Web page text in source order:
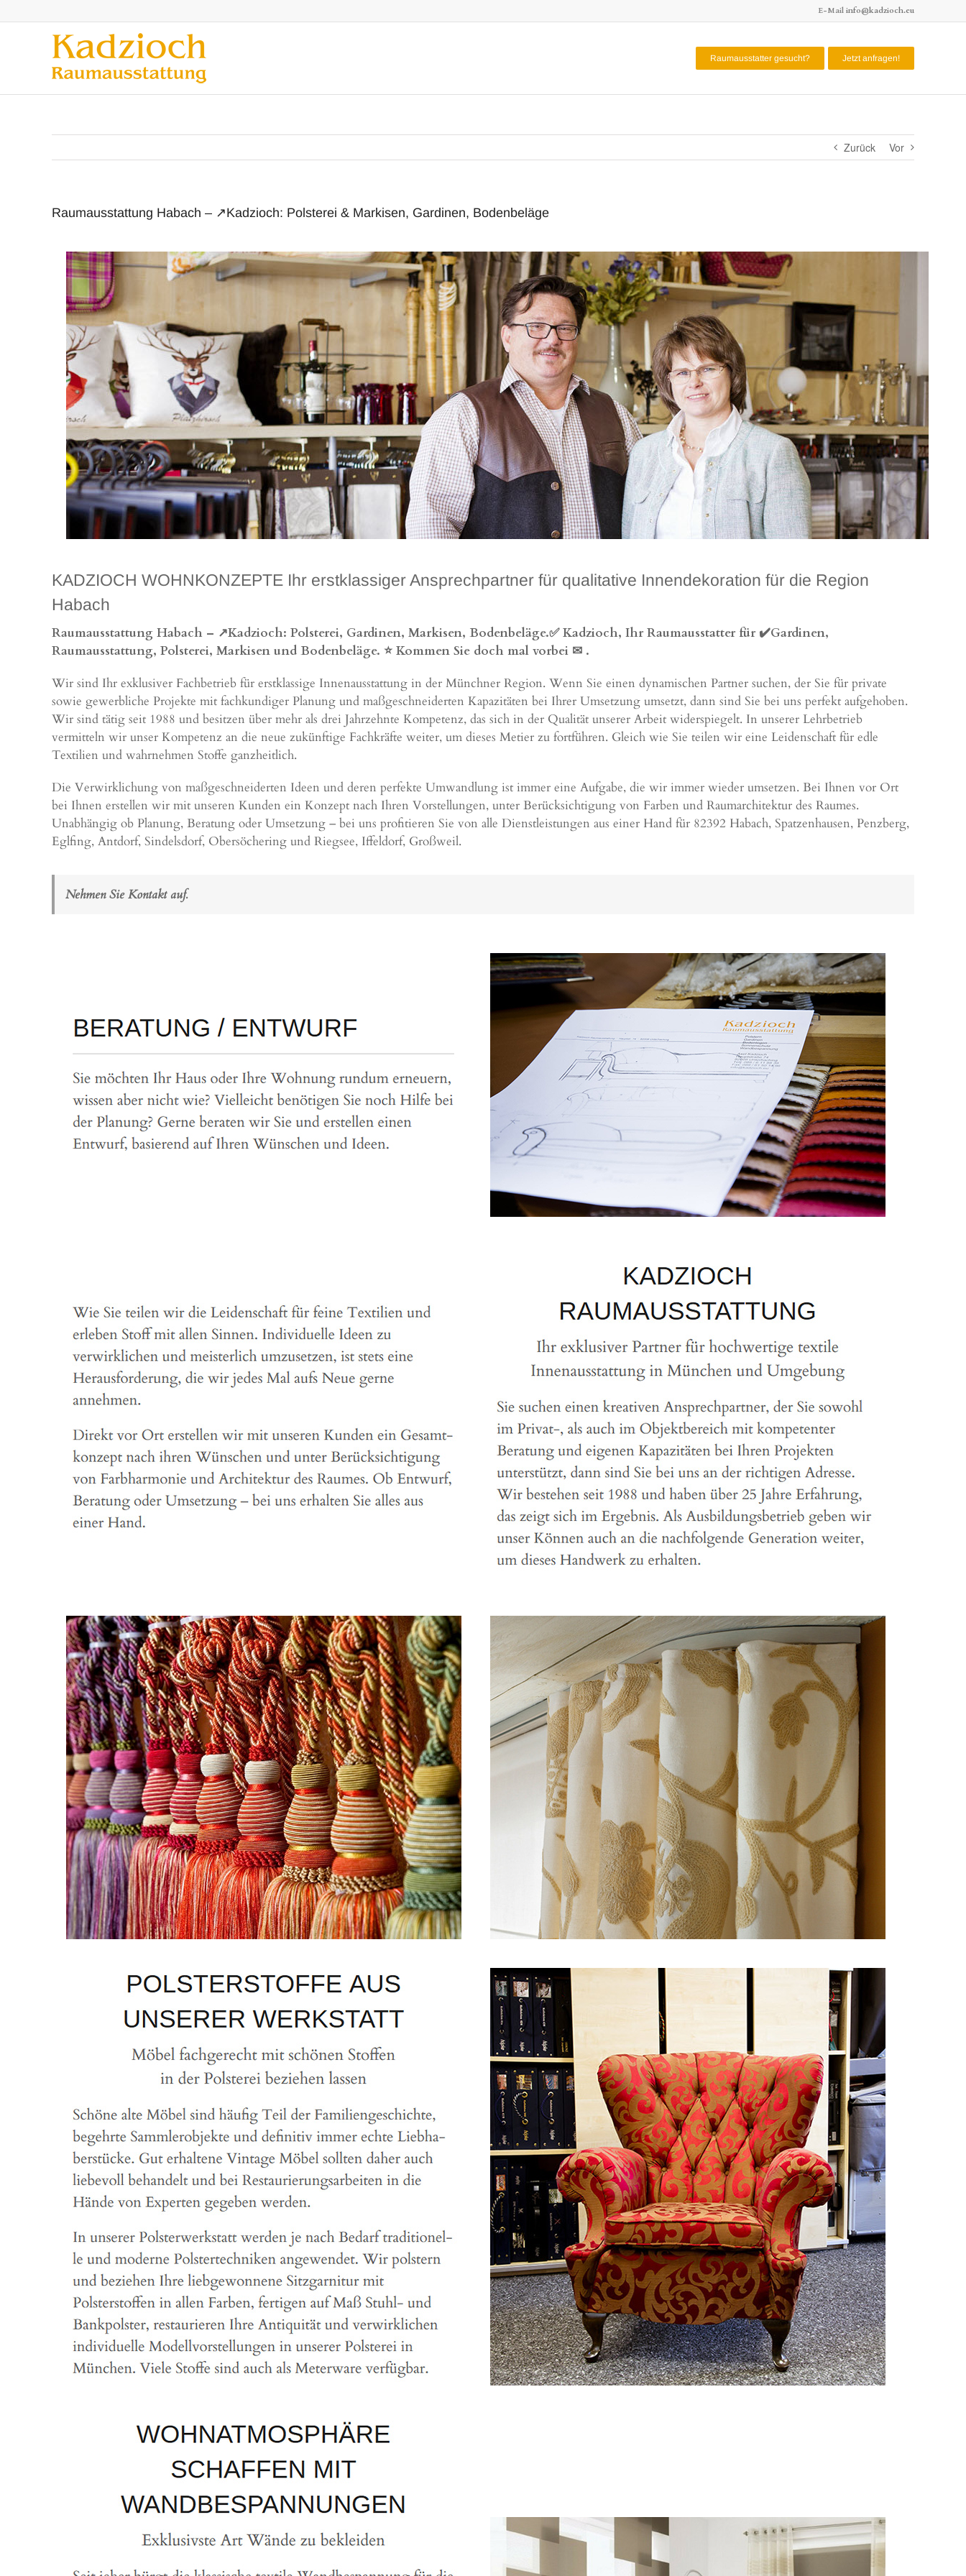
Inhalt
E-Mail info@kadzioch.eu
Raumausstatter gesucht? Jetzt anfragen!
Zurück Vor
Raumausstattung Habach – ↗️Kadzioch: Polsterei & Markisen, Gardinen, Bodenbeläge
KADZIOCH WOHNKONZEPTE Ihr erstklassiger Ansprechpartner für qualitative Innendekoration für die Region
Habach
Raumausstattung Habach – ↗️Kadzioch: Polsterei, Gardinen, Markisen, Bodenbeläge.✅ Kadzioch, Ihr Raumausstatter für ✔️Gardinen,
Raumausstattung, Polsterei, Markisen und Bodenbeläge. ⭐ Kommen Sie doch mal vorbei ✉ .
Wir sind Ihr exklusiver Fachbetrieb für erstklassige Innenausstattung in der Münchner Region. Wenn Sie einen dynamischen Partner suchen, der Sie für private
sowie gewerbliche Projekte mit fachkundiger Planung und maßgeschneiderten Kapazitäten bei Ihrer Umsetzung umsetzt, dann sind Sie bei uns perfekt aufgehoben.
Wir sind tätig seit 1988 und besitzen über mehr als drei Jahrzehnte Kompetenz, das sich in der Qualität unserer Arbeit widerspiegelt. In unserer Lehrbetrieb
vermitteln wir unser Kompetenz an die neue zukünftige Fachkräfte weiter, um dieses Metier zu fortführen. Gleich wie Sie teilen wir eine Leidenschaft für edle
Textilien und wahrnehmen Stoffe ganzheitlich.
Die Verwirklichung von maßgeschneiderten Ideen und deren perfekte Umwandlung ist immer eine Aufgabe, die wir immer wieder umsetzen. Bei Ihnen vor Ort
bei Ihnen erstellen wir mit unseren Kunden ein Konzept nach Ihren Vorstellungen, unter Berücksichtigung von Farben und Raumarchitektur des Raumes.
Unabhängig ob Planung, Beratung oder Umsetzung – bei uns profitieren Sie von alle Dienstleistungen aus einer Hand für 82392 Habach, Spatzenhausen, Penzberg,
Eglfing, Antdorf, Sindelsdorf, Obersöchering und Riegsee, Iffeldorf, Großweil.
Nehmen Sie Kontakt auf.